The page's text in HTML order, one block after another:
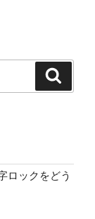
ロックをどう